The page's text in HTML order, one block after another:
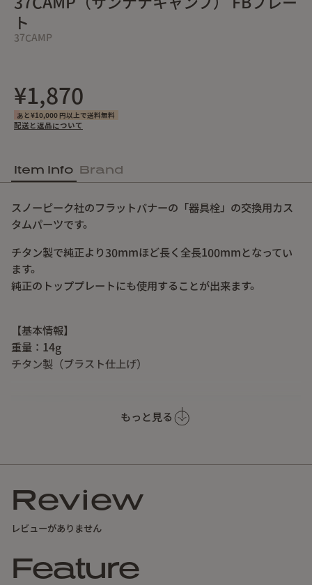
ト
37CAMP
¥1,870
あと¥10,000 円以上で送料無料
配送と返品について
Item Info Brand
もっと見る
スノーピーク社のフラットバナーの「器具栓」の交換用カス
タムパーツです。
チタン製で純正より30mmほど長く全長100mmとなってい
ます。
純正のトッププレートにも使用することが出来ます。
【基本情報】
重量：14g
チタン製（ブラスト仕上げ）
Review
レビューがありません
Feature